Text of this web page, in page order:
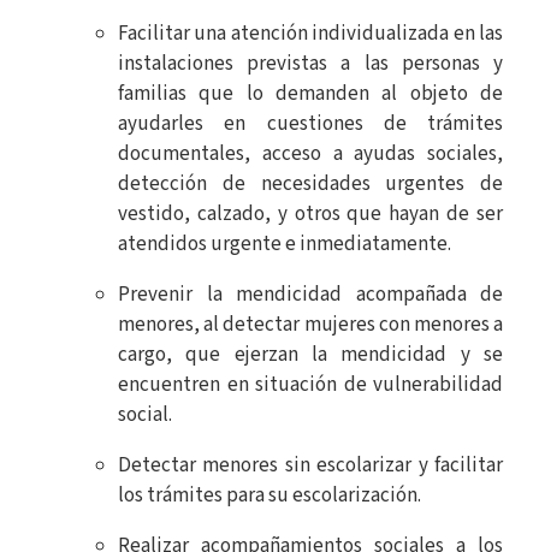
Facilitar una atención individualizada en las
instalaciones previstas a las personas y
familias que lo demanden al objeto de
ayudarles en cuestiones de trámites
documentales, acceso a ayudas sociales,
detección de necesidades urgentes de
vestido, calzado, y otros que hayan de ser
atendidos urgente e inmediatamente.
Prevenir la mendicidad acompañada de
menores, al detectar mujeres con menores a
cargo, que ejerzan la mendicidad y se
encuentren en situación de vulnerabilidad
social.
Detectar menores sin escolarizar y facilitar
los trámites para su escolarización.